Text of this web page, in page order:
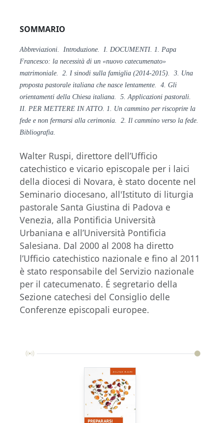
SOMMARIO
Abbreviazioni. Introduzione. I. DOCUMENTI. 1. Papa
Francesco: la necessità di un «nuovo catecumenato»
matrimoniale. 2. I sinodi sulla famiglia (2014-2015). 3. Una
proposta pastorale italiana che nasce lentamente. 4. Gli
orientamenti della Chiesa italiana. 5. Applicazioni pastorali.
II. PER METTERE IN ATTO. 1. Un cammino per riscoprire la
fede e non fermarsi alla cerimonia. 2. Il cammino verso la fede.
Bibliografia.
Walter Ruspi, direttore dell’Ufficio
catechistico e vicario episcopale per i laici
della diocesi di Novara, è stato docente nel
Seminario diocesano, all'Istituto di liturgia
pastorale Santa Giustina di Padova e
Venezia, alla Pontificia Università
Urbaniana e all’Università Pontificia
Salesiana. Dal 2000 al 2008 ha diretto
l’Ufficio catechistico nazionale e fino al 2011
è stato responsabile del Servizio nazionale
per il catecumenato. É segretario della
Sezione catechesi del Consiglio delle
Conferenze episcopali europee.